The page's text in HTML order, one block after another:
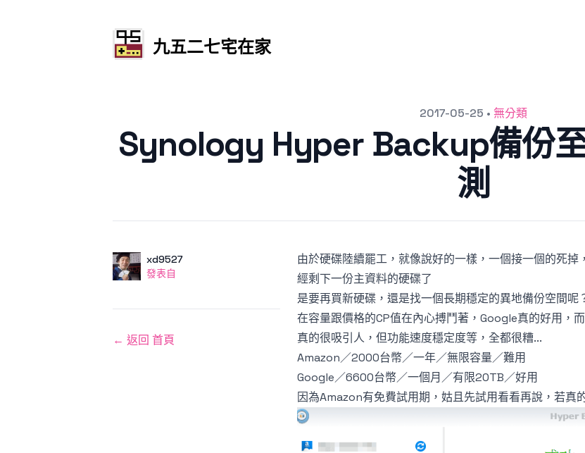
九五二七宅在家
2017-05-25 • 無分類
Synology Hyper Backup備份
測
作者 使用者
xd9527
發表自
發表自
由於硬碟陸續罷工，就像說好的一樣，一個接一個的死
經剩下一份主資料的硬碟了
是要再買新硬碟，還是找一個長期穩定的異地備份空間呢
在容量跟價格的CP值在內心搏鬥著，Google真的好用，
真的很吸引人，但功能速度穩定度等，全都很糟...
Amazon／2000台幣／一年／無限容量／難用
Google／6600台幣／一個月／有限20TB／好用
因為Amazon有免費試用期，姑且先試用看看再說，若真
← 返回 首頁